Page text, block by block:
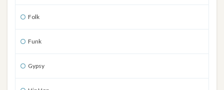
Folk
Funk
Gypsy